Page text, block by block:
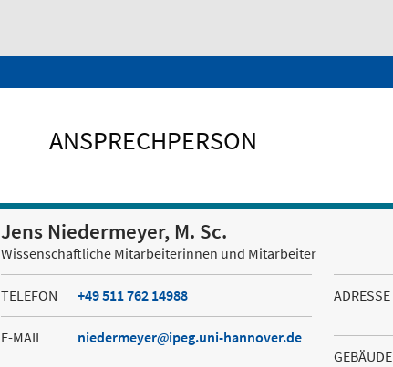
ANSPRECHPERSON
Jens Niedermeyer, M. Sc.
Wissenschaftliche Mitarbeiterinnen und Mitarbeiter
TELEFON +49 511 762 14988
E-MAIL niedermeyer ipeg.uni-hannover.de
ADRESSE
GEBÄUDE